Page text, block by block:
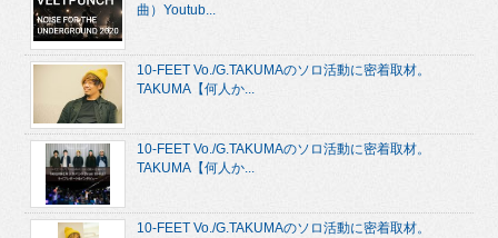
曲）Youtub...
10-FEET Vo./G.TAKUMAのソロ活動に密着取材。
TAKUMA【何人か...
10-FEET Vo./G.TAKUMAのソロ活動に密着取材。
TAKUMA【何人か...
10-FEET Vo./G.TAKUMAのソロ活動に密着取材。